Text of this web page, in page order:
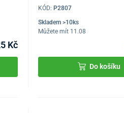
Kč
KÓD:P2807
Skladem >10ks
Můžete mít 11.08
Do košíku